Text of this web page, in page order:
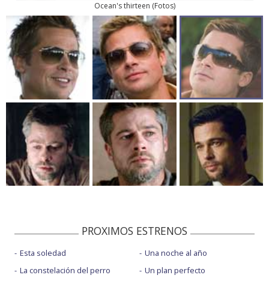
Ocean's thirteen (Fotos)
PROXIMOS ESTRENOS
Esta soledad
La constelación del perro
Una noche al año
Un plan perfecto